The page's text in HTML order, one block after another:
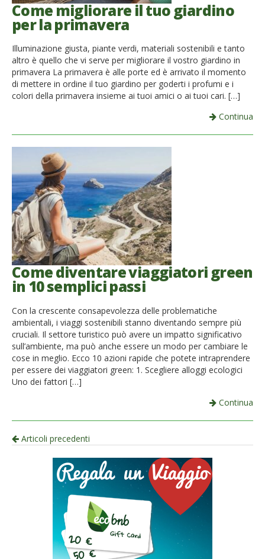
Come migliorare il tuo giardino
per la primavera
Illuminazione giusta, piante verdi, materiali sostenibili e tanto
altro è quello che vi serve per migliorare il vostro giardino in
primavera La primavera è alle porte ed è arrivato il momento
di mettere in ordine il tuo giardino per goderti i profumi e i
colori della primavera insieme ai tuoi amici o ai tuoi cari. […]
Continua
Come diventare viaggiatori green
in 10 semplici passi
Con la crescente consapevolezza delle problematiche
ambientali, i viaggi sostenibili stanno diventando sempre più
cruciali. Il settore turistico può avere un impatto significativo
sull’ambiente, ma può anche essere un modo per cambiare le
cose in meglio. Ecco 10 azioni rapide che potete intraprendere
per essere dei viaggiatori green: 1. Scegliere alloggi ecologici
Uno dei fattori […]
Continua
Navigazione
articolo
Articoli precedenti